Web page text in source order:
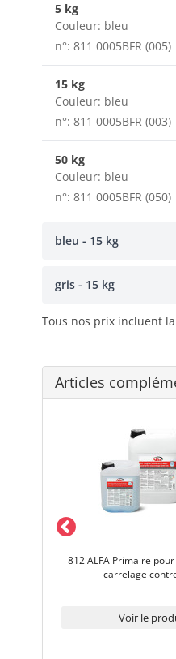
5 kg
Couleur: bleu
n°: 811 0005BFR (005)
15 kg
Couleur: bleu
n°: 811 0005BFR (003)
50 kg
Couleur: bleu
n°: 811 0005BFR (050)
bleu - 15 kg
gris - 15 kg
Tous nos prix incluent
Articles
812 ALFA Primaire
carrelage
Voir le